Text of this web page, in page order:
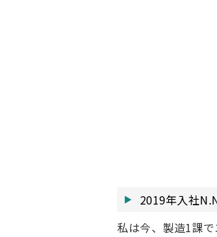
2019年入社
私は今、製造1課で